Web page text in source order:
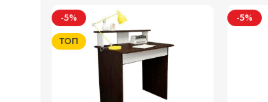
-5%
ТОП
-5%